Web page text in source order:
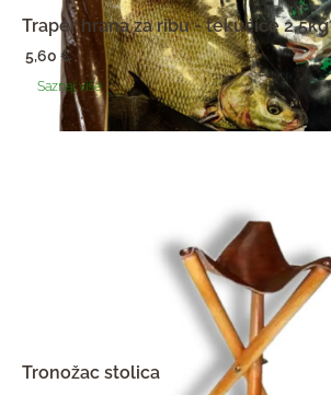
Traper hrana za ribu - tekućice 2,5kg
5,60€
Saznaj više
Tronožac stolica